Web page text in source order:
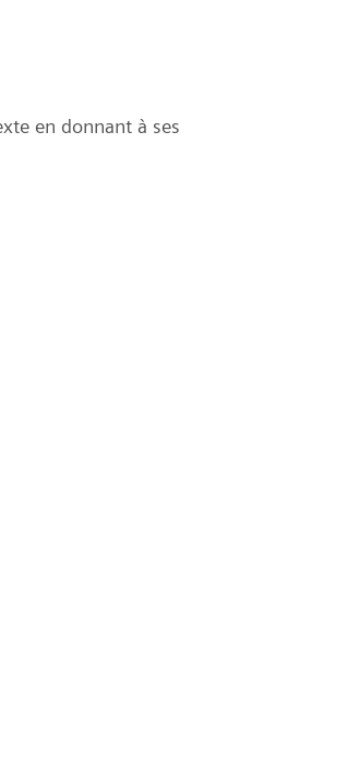
en donnant à ses